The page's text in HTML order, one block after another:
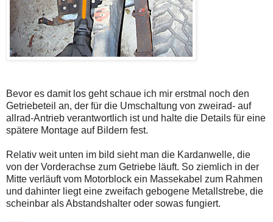
Bevor es damit los geht schaue ich mir erstmal noch den
Getriebeteil an, der für die Umschaltung von zweirad- auf
allrad-Antrieb verantwortlich ist und halte die Details für eine
spätere Montage auf Bildern fest.
Relativ weit unten im bild sieht man die Kardanwelle, die
von der Vorderachse zum Getriebe läuft. So ziemlich in der
Mitte verläuft vom Motorblock ein Massekabel zum Rahmen
und dahinter liegt eine zweifach gebogene Metallstrebe, die
scheinbar als Abstandshalter oder sowas fungiert.